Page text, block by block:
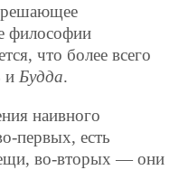
решающее
философии
что более всего
и Будда.
наивного
первых, есть
во-вторых — они